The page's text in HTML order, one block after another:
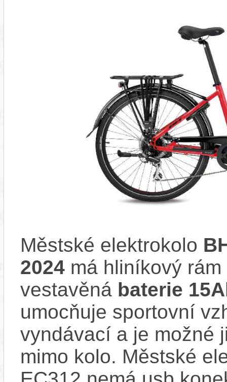
Městské elektrokolo
2024 má hliníkový
vestavěná baterie
umocňuje sportovní
vyndávací a je možné
mimo kolo. Městské